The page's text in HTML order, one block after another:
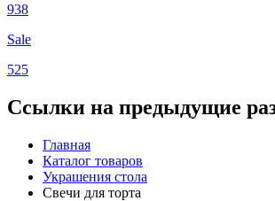
938
Sale
525
Ссылки на предыдущие
Главная
Каталог товаров
Украшения стола
Свечи для торта